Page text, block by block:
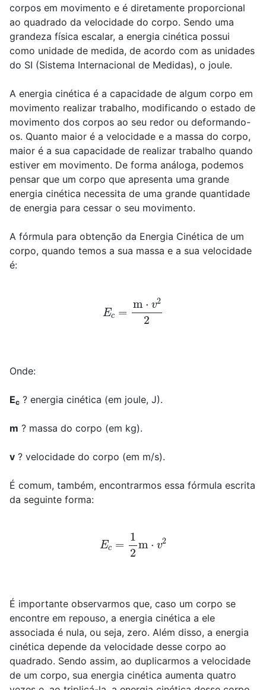
corpos em movimento e é diretamente proporcional
ao quadrado da velocidade do corpo. Sendo uma
grandeza física escalar, a energia cinética possui
como unidade de medida, de acordo com as unidades
do SI (Sistema Internacional de Medidas), o joule.
A energia cinética é a capacidade de algum corpo em
movimento realizar trabalho, modificando o estado de
movimento dos corpos ao seu redor ou deformando-
os. Quanto maior é a velocidade e a massa do corpo,
maior é a sua capacidade de realizar trabalho quando
estiver em movimento. De forma análoga, podemos
pensar que um corpo que apresenta uma grande
energia cinética necessita de uma grande quantidade
de energia para cessar o seu movimento.
A fórmula para obtenção da Energia Cinética de um
corpo, quando temos a sua massa e a sua velocidade
é:
2
Onde:
Ec ? energia cinética (em joule, J).
m ? massa do corpo (em kg).
v ? velocidade do corpo (em m/s).
É comum, também, encontrarmos essa fórmula escrita
da seguinte forma:
2
É importante observarmos que, caso um corpo se
encontre em repouso, a energia cinética a ele
associada é nula, ou seja, zero. Além disso, a energia
cinética depende da velocidade desse corpo ao
quadrado. Sendo assim, ao duplicarmos a velocidade
de um corpo, sua energia cinética aumenta quatro